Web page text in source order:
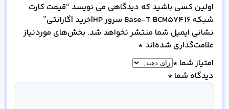
اولین کسی باشید که دیدگاهی می نویسد “قیمت کارت
شبکه Base-T BCM57416 سرور HP|خرید |گارانتی”
نشانی ایمیل شما منتشر نخواهد شد. بخش‌های موردنیاز
علامت‌گذاری شده‌اند *
امتیاز شما *
دیدگاه شما *